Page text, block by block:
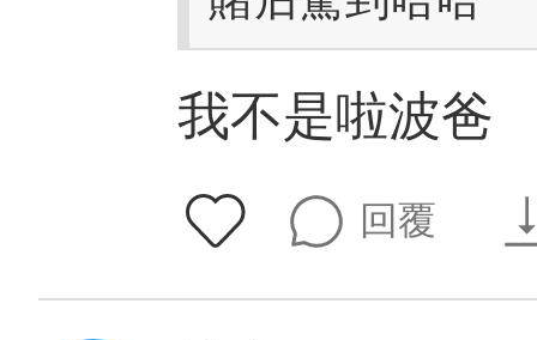
我不是啦波爸
回覆